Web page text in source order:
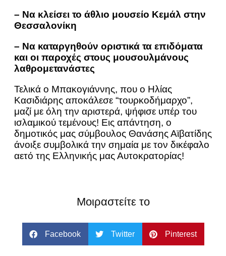
– Να κλείσει το άθλιο μουσείο Κεμάλ στην
Θεσσαλονίκη
– Να καταργηθούν οριστικά τα επιδόματα
και οι παροχές στους μουσουλμάνους
λαθρομετανάστες
Τελικά ο Μπακογιάννης, που ο Ηλίας
Κασιδιάρης αποκάλεσε “τουρκοδήμαρχο”,
μαζί με όλη την αριστερά, ψήφισε υπέρ του
ισλαμικού τεμένους! Εις απάντηση, ο
δημοτικός μας σύμβουλος Θανάσης Αϊβατίδης
άνοιξε συμβολικά την σημαία με τον δικέφαλο
αετό της Ελληνικής μας Αυτοκρατορίας!
Μοιραστείτε το
Facebook Twitter Pinterest